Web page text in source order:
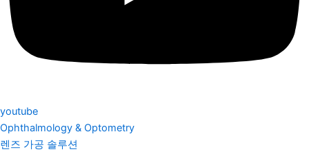
youtube
Ophthalmology & Optometry
렌즈 가공 솔루션